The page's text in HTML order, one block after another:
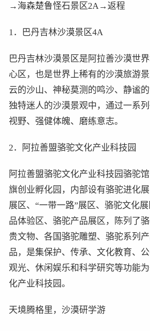
→海森楚鲁怪石景区2A→返程
1．巴丹吉林沙漠景区4A
巴丹吉林沙漠景区是阿拉善沙漠世
心区，也是世界上稀有的沙漠旅游
云的沙山、神秘莫测的鸣沙、静谧
独特迷人的沙漠景观中，通过一系
视野、强健体魄、磨练意志。
2．阿拉善盟骆驼文化产业科技园
阿拉善盟骆驼文化产业科技园骆驼
旗创业孵化园，内部设有骆驼进化
展区、“一带一路”展区、骆驼文化
品体验区、骆驼产品展区，陈列了
贵文物、各国骆驼雕塑、骆驼系列
品，是集保护、传承、文化教育、
观光、休闲娱乐和科学研究等功能
化产业科技园。
天境腾格里，沙漠研学游